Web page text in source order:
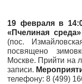
19 февраля в
«Пчелиная
(пос.
посвящено
Москве. Прийти на
записи.
телефону: 8 (499)